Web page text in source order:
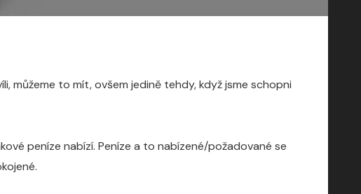
můžeme to mít, ovšem jedině tehdy, když jsme schopni
peníze nabízí. Peníze a to nabízené/požadované se